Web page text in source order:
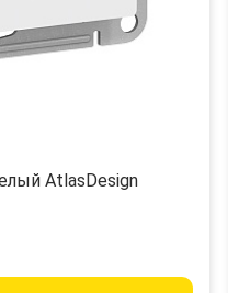
AtlasDesign